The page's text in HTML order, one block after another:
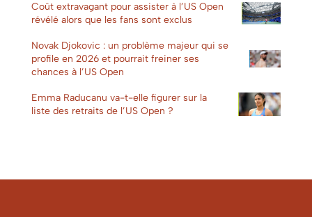
Coût extravagant pour assister à l’US Open
révélé alors que les fans sont exclus
Novak Djokovic : un problème majeur qui se
profile en 2026 et pourrait freiner ses
chances à l’US Open
Emma Raducanu va-t-elle figurer sur la
liste des retraits de l’US Open ?